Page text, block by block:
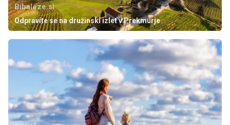
Bibaleze.si
Odpravite se na družinski izlet v Prekmurje